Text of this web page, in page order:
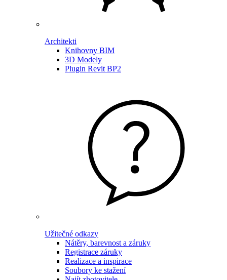
Architekti
Knihovny BIM
3D Modely
Plugin Revit BP2
Užitečné odkazy
Nátěry, barevnost a záruky
Registrace záruky
Realizace a inspirace
Soubory ke stažení